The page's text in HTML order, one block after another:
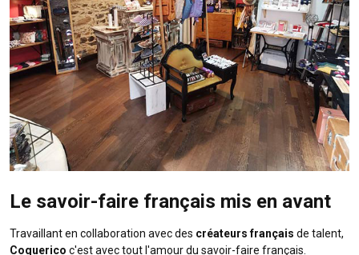
Le savoir-faire français mis en avant
Travaillant en collaboration avec des créateurs français de talent,
Coquerico c'est avec tout l'amour du savoir-faire français.